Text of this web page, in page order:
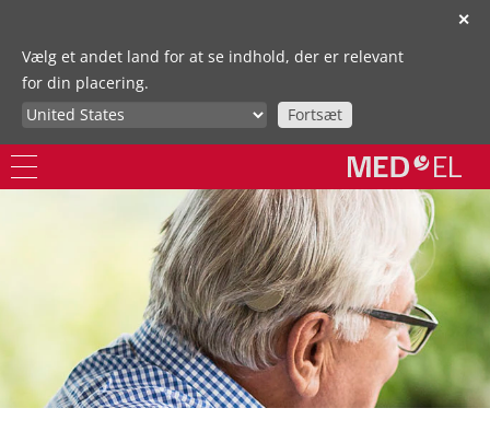
✕
Vælg et andet land for at se indhold, der er relevant
for din placering.
Fortsæt